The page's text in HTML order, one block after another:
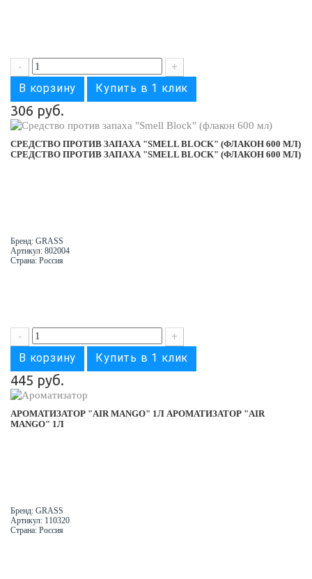
- +
В корзину Купить в 1 клик
306 руб.
СРЕДСТВО ПРОТИВ ЗАПАХА "SMELL BLOCK" (ФЛАКОН 600 МЛ)
СРЕДСТВО ПРОТИВ ЗАПАХА "SMELL BLOCK" (ФЛАКОН 600 МЛ)
Бренд: GRASS
Артикул: 802004
Страна: Россия
- +
В корзину Купить в 1 клик
445 руб.
АРОМАТИЗАТОР "AIR MANGO" 1Л АРОМАТИЗАТОР "AIR
MANGO" 1Л
Бренд: GRASS
Артикул: 110320
Страна: Россия